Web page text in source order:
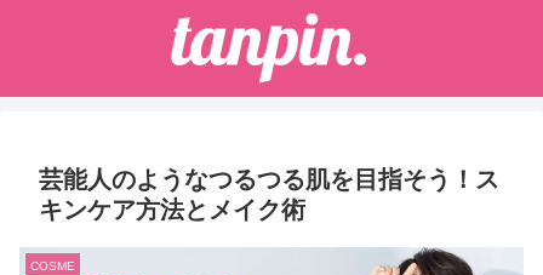
芸能人のようなつるつる肌を目指そう！ス
キンケア方法とメイク術
COSME